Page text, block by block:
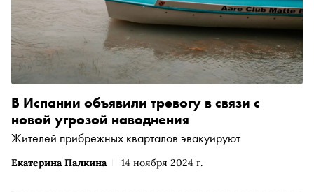
Екатерина Палкина 14 ноября 2024 г.
В Испании объявили тревогу в связи с
новой угрозой наводнения
Жителей прибрежных кварталов эвакуируют